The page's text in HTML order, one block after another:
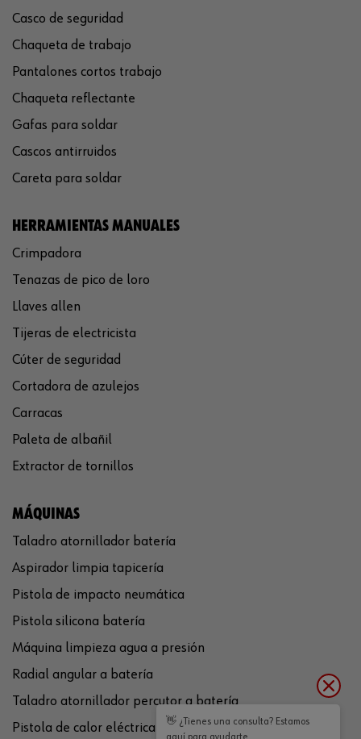
Casco de seguridad
Chaqueta de trabajo
Pantalones cortos trabajo
Chaqueta reflectante
Gafas para soldar
Cascos antirruidos
Careta para soldar
HERRAMIENTAS MANUALES
Crimpadora
Tenazas de pico de loro
Llaves allen
Tijeras de electricista
Cúter de seguridad
Cortadora de azulejos
Carracas
Paleta de albañil
Extractor de tornillos
MÁQUINAS
Taladro atornillador batería
Aspirador limpia tapicería
Pistola de impacto neumática
Pistola silicona batería
Máquina limpieza agua a presión
Radial angular a batería
Taladro atornillador percutor a batería
Pistola de calor eléctrica
👋 ¿Tienes una consulta? Estamos